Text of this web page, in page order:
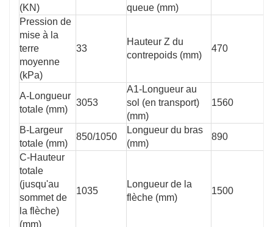
(KN)
queue (mm)
Pression de
mise à la
terre
moyenne
(kPa)
33
Hauteur Z du
contrepoids (mm)
470
A-Longueur
totale (mm)
3053
A1-Longueur au
sol (en transport)
(mm)
1560
B-Largeur
totale (mm)
850/1050
Longueur du bras
(mm)
890
C-Hauteur
totale
(jusqu'au
sommet de
la flèche)
(mm)
1035
Longueur de la
flèche (mm)
1500